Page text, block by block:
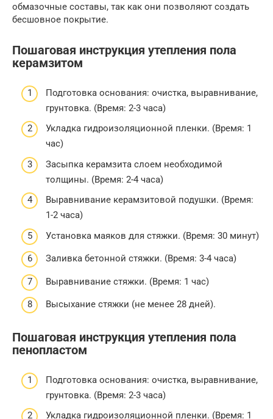
обмазочные составы, так как они позволяют создать
бесшовное покрытие.
Пошаговая инструкция утепления пола
керамзитом
Подготовка основания: очистка, выравнивание,
грунтовка. (Время: 2-3 часа)
Укладка гидроизоляционной пленки. (Время: 1
час)
Засыпка керамзита слоем необходимой
толщины. (Время: 2-4 часа)
Выравнивание керамзитовой подушки. (Время:
1-2 часа)
Установка маяков для стяжки. (Время: 30 минут)
Заливка бетонной стяжки. (Время: 3-4 часа)
Выравнивание стяжки. (Время: 1 час)
Высыхание стяжки (не менее 28 дней).
Пошаговая инструкция утепления пола
пенопластом
Подготовка основания: очистка, выравнивание,
грунтовка. (Время: 2-3 часа)
Укладка гидроизоляционной пленки. (Время: 1